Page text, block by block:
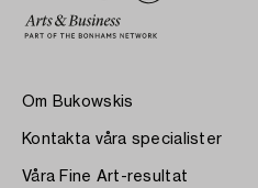
Om Bukowskis
Kontakta våra specialister
Våra Fine Art-resultat